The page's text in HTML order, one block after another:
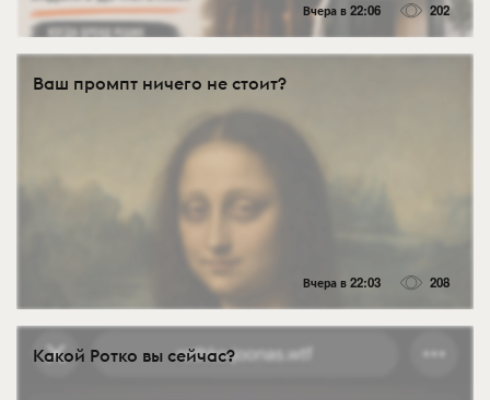
Вчера в 22:06 202
Ваш промпт ничего не стоит?
Вчера в 22:03 208
Какой Ротко вы сейчас?